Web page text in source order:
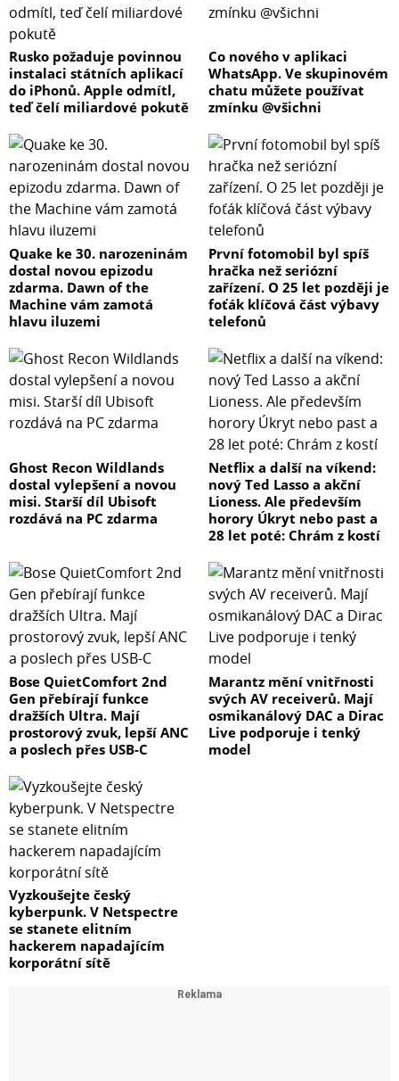
Rusko požaduje povinnou
instalaci státních aplikací
do iPhonů. Apple odmítl,
teď čelí miliardové pokutě
Co nového v aplikaci
WhatsApp. Ve skupinovém
chatu můžete používat
zmínku @všichni
Quake ke 30. narozeninám
dostal novou epizodu
zdarma. Dawn of the
Machine vám zamotá
hlavu iluzemi
První fotomobil byl spíš
hračka než seriózní
zařízení. O 25 let později je
foťák klíčová část výbavy
telefonů
Ghost Recon Wildlands
dostal vylepšení a novou
misi. Starší díl Ubisoft
rozdává na PC zdarma
Netflix a další na víkend:
nový Ted Lasso a akční
Lioness. Ale především
horory Úkryt nebo past a
28 let poté: Chrám z kostí
Bose QuietComfort 2nd
Gen přebírají funkce
dražších Ultra. Mají
prostorový zvuk, lepší ANC
a poslech přes USB-C
Marantz mění vnitřnosti
svých AV receiverů. Mají
osmikanálový DAC a Dirac
Live podporuje i tenký
model
Vyzkoušejte český
kyberpunk. V Netspectre
se stanete elitním
hackerem napadajícím
korporátní sítě